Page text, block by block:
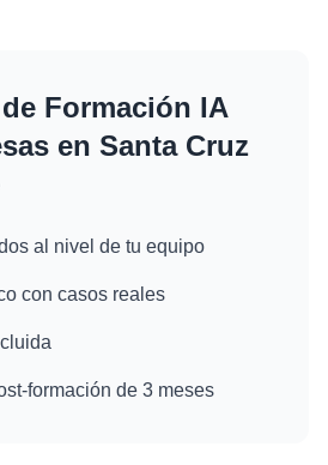
Formación IA
en Santa Cruz
al nivel de tu equipo
con casos reales
formación de 3 meses